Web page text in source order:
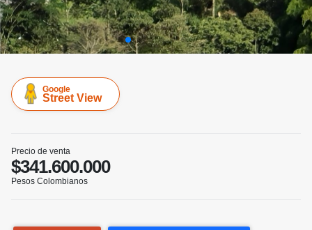
Google
Street View
Precio de venta
$341.600.000
Pesos Colombianos